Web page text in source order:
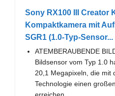
Sony RX100 III Creator
Kompaktkamera mit
SGR1 (1.0-Typ-Sensor...
ATEMBERAUBENDE
Bildsensor vom Typ 1.0
20,1 Megapixeln, die mit
Technologie einen